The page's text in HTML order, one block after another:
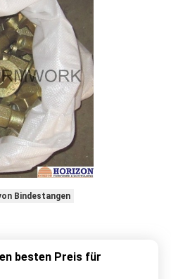
Bindestangen
besten Preis für